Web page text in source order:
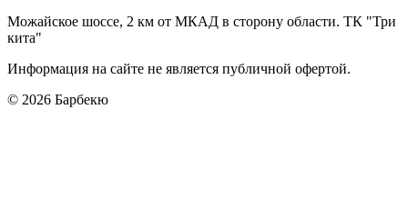
Можайское шоссе, 2 км от МКАД в сторону области. ТК "Три
кита"
Информация на сайте не является публичной офертой.
© 2026 Барбекю